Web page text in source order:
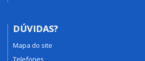
DÚVIDAS?
Mapa do site
Telefones